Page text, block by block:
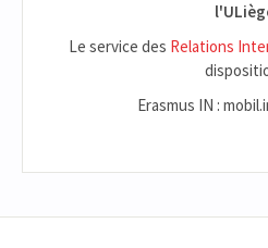
Le service des Relations
Erasmus IN :